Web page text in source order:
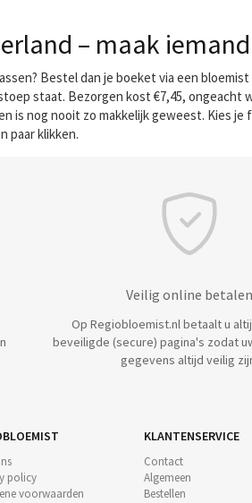
– maak
Bestel dan je boeket via een
staat. Bezorgen kost €7,45,
is nog nooit zo makkelijk geweest. Kies
paar klikken.
Veilig online betalen
Op Regiobloemist.nl betaalt u
beveiligde (secure) pagina's zodat
gegevens altijd veilig
policy
voorwaarden
KLANTENSERVICE
Contact
Algemeen
Bestellen